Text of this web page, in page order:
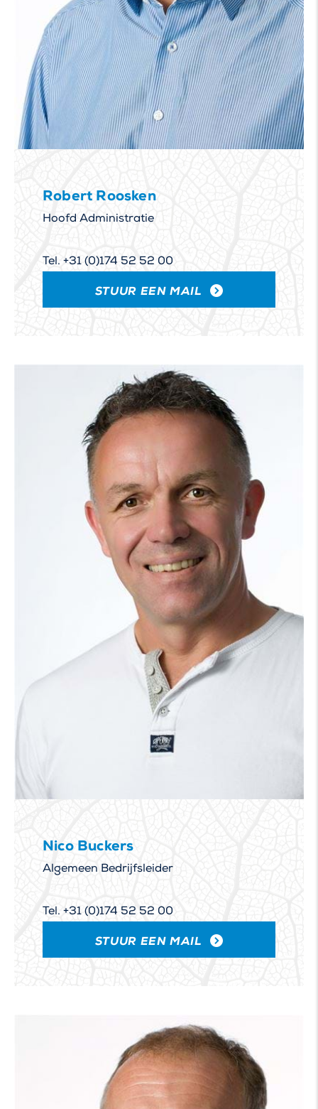
Robert Roosken
Hoofd Administratie
Tel. +31 (0)174 52 52 00
STUUR EEN MAIL
Nico Buckers
Algemeen Bedrijfsleider
Tel. +31 (0)174 52 52 00
STUUR EEN MAIL